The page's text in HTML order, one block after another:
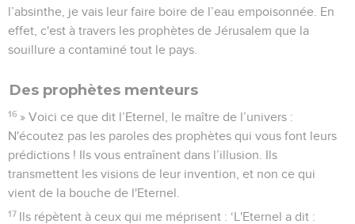
l’absinthe, je vais leur faire boire de l’eau empoisonnée. En
effet, c'est à travers les prophètes de Jérusalem que la
souillure a contaminé tout le pays.
Des prophètes menteurs
16 » Voici ce que dit l’Eternel, le maître de l’univers :
N'écoutez pas les paroles des prophètes qui vous font leurs
prédictions ! Ils vous entraînent dans l’illusion. Ils
transmettent les visions de leur invention, et non ce qui
vient de la bouche de l'Eternel.
17 Ils répètent à ceux qui me méprisent : ‘L'Eternel a dit :